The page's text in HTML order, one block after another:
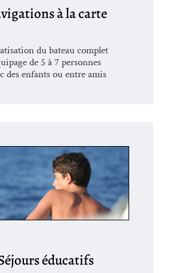
à la carte
du bateau complet
de 5 à 7 personnes
des enfants ou entre amis
éducatifs